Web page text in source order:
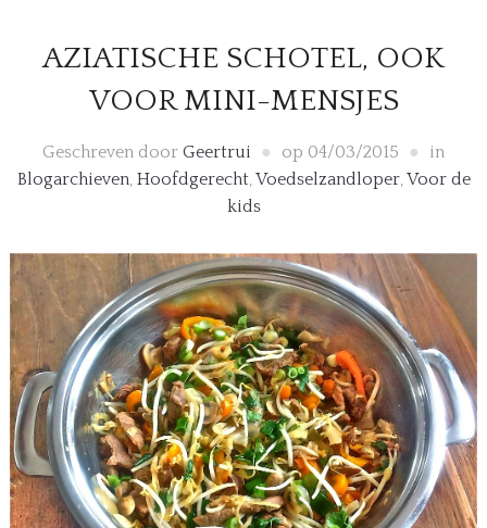
AZIATISCHE SCHOTEL, OOK
VOOR MINI-MENSJES
Geschreven door Geertrui op 04/03/2015
in
Blogarchieven, Hoofdgerecht,Voedselzandloper,Voor de
kids